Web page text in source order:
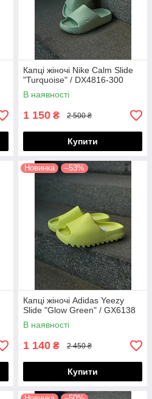
Капці жіночі Nike Calm Slide
"Turquoise" / DX4816-300
В наявності
1 150 ₴ 2 500 ₴
Купити
Новинка –53%
Капці жіночі Adidas Yeezy
Slide "Glow Green" / GX6138
В наявності
1 140 ₴ 2 450 ₴
Купити